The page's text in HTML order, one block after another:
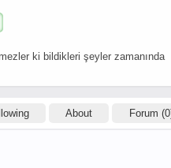
C.S. Contract
ki bildikleri şeyler zamanında
About Forum